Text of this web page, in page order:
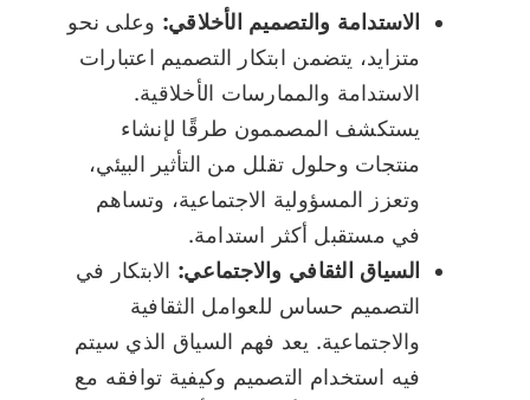
الاستدامة والتصميم الأخلاقي: وعلى نحو
متزايد، يتضمن ابتكار التصميم اعتبارات
الاستدامة والممارسات الأخلاقية.
يستكشف المصممون طرقًا لإنشاء
منتجات وحلول تقلل من التأثير البيئي،
وتعزز المسؤولية الاجتماعية، وتساهم
في مستقبل أكثر استدامة.
السياق الثقافي والاجتماعي: الابتكار في
التصميم حساس للعوامل الثقافية
والاجتماعية. يعد فهم السياق الذي سيتم
فيه استخدام التصميم وكيفية توافقه مع